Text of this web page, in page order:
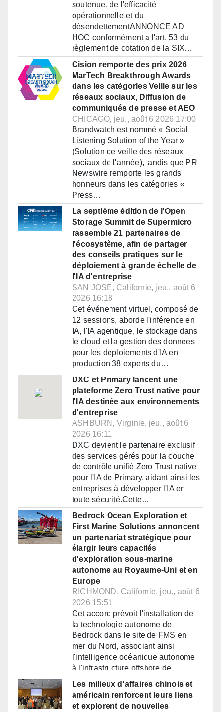
soutenue, de l'efficacité
opérationnelle et du
désendettementANNONCE AD
HOC conformément à l'art. 53 du
règlement de cotation de la SIX…
Cision remporte des prix 2026
MarTech Breakthrough Awards
dans les catégories Veille sur les
réseaux sociaux, Diffusion de
communiqués de presse et AEO
CHICAGO, jeu., août 6 2026 17:00
Brandwatch est nommé « Social
Listening Solution of the Year »
(Solution de veille des réseaux
sociaux de l'année), tandis que PR
Newswire remporte les grands
honneurs dans les catégories «
Press…
La septième édition de l'Open
Storage Summit de Supermicro
rassemble 21 partenaires de
l'écosystème, afin de partager
des conseils pratiques sur le
déploiement à grande échelle de
l'IA d'entreprise
SAN JOSE, Californie, jeu., août 6
2026 16:18
Cet événement virtuel, composé de
12 sessions, aborde l'inférence en
IA, l'IA agentique, le stockage dans
le cloud et la gestion des données
pour les déploiements d'IA en
production 38 experts du…
DXC et Primary lancent une
plateforme Zero Trust native pour
l'IA destinée aux environnements
d'entreprise
ASHBURN, Virginie, jeu., août 6
2026 16:11
DXC devient le partenaire exclusif
des services gérés pour la couche
de contrôle unifié Zero Trust native
pour l'IA de Primary, aidant ainsi les
entreprises à développer l'IA en
toute sécurité.Cette…
Bedrock Ocean Exploration et
First Marine Solutions annoncent
un partenariat stratégique pour
élargir leurs capacités
d'exploration sous-marine
autonome au Royaume-Uni et en
Europe
RICHMOND, Californie, jeu., août 6
2026 15:51
Cet accord prévoit l'installation de
la technologie autonome de
Bedrock dans le site de FMS en
mer du Nord, associant ainsi
l'intelligence océanique autonome
à l'infrastructure offshore de…
Les milieux d'affaires chinois et
américain renforcent leurs liens
et explorent de nouvelles